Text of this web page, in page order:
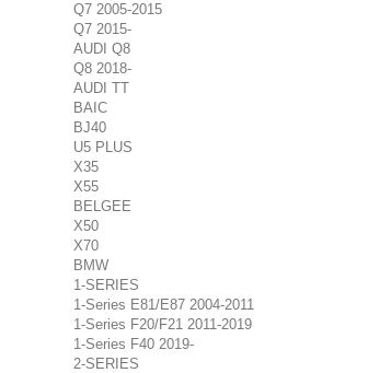
Q7 2005-2015
Q7 2015-
AUDI Q8
Q8 2018-
AUDI TT
BAIC
BJ40
U5 PLUS
X35
X55
BELGEE
X50
X70
BMW
1-SERIES
1-Series E81/E87 2004-2011
1-Series F20/F21 2011-2019
1-Series F40 2019-
2-SERIES